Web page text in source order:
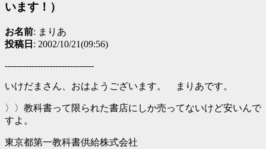
います！）
お名前: まりあ
投稿日 : 2002/10/21(09:56)
------------------------------
いけだまさん、おはようございます。 まりあです。
〉〉教科書って限られた書店にしか売ってないけど安いんで
すよ。
東京都第一教科書供給株式会社